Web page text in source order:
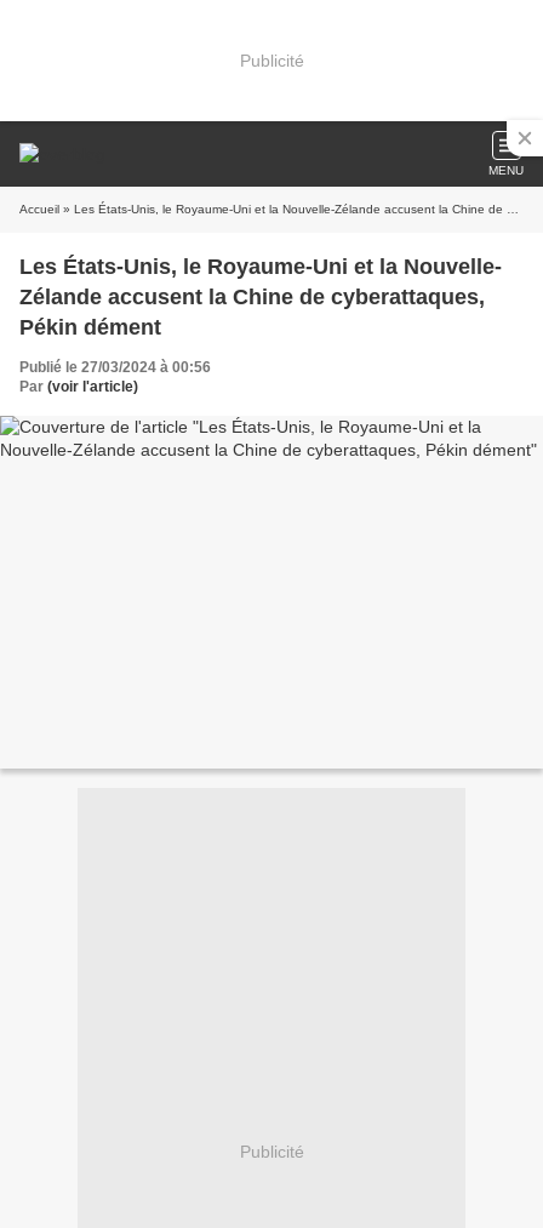
Publicité
MENU
Accueil » Les États-Unis, le Royaume-Uni et la Nouvelle-Zélande accusent la Chine de cyberattaques, Pékin dément
Les États-Unis, le Royaume-Uni et la Nouvelle-
Zélande accusent la Chine de cyberattaques,
Pékin dément
Publié le 27/03/2024 à 00:56
Par (voir l'article)
Publicité